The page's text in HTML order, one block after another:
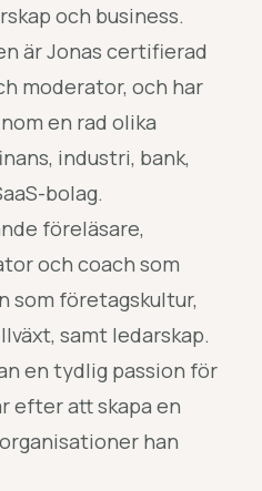
och business.
är Jonas certifierad
moderator, och har
en rad olika
industri, bank,
bolag.
föreläsare,
och coach som
som företagskultur,
samt ledarskap.
en tydlig passion för
efter att skapa en
han